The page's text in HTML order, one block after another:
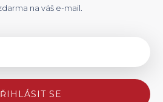
na váš e-mail.
SE